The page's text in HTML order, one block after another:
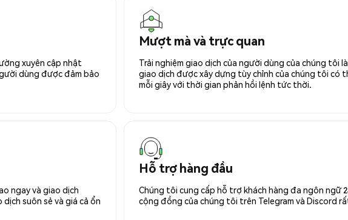
xuyên cập nhật
dùng được đảm bảo
Mượt mà và trực quan
Trải nghiệm giao dịch của người dùng của chúng tôi
giao dịch được xây dựng tùy chỉnh của chúng tôi có
mỗi giây với thời gian phản hồi lệnh tức thời.
ngay và giao dịch
suôn sẻ và giá cả ổn
Hỗ trợ hàng đầu
Chúng tôi cung cấp hỗ trợ khách hàng đa ngôn ngữ
cộng đồng của chúng tôi trên Telegram và Discord